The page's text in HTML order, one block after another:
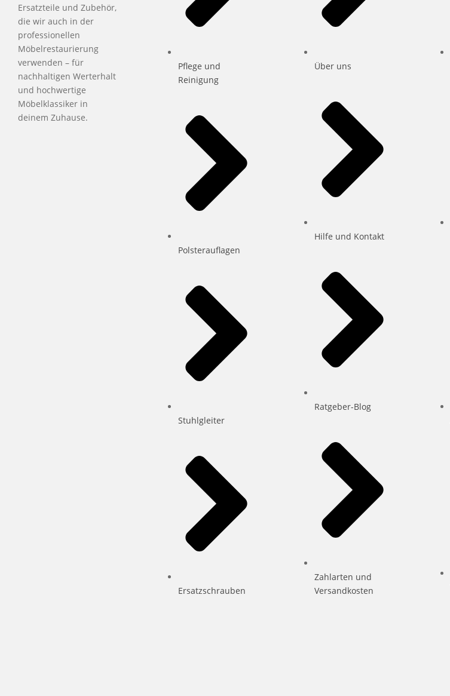
Ersatzteile und Zubehör,
die wir auch in der
professionellen
Möbelrestaurierung
verwenden – für
nachhaltigen Werterhalt
und hochwertige
Möbelklassiker in
deinem Zuhause.
Pflege und
Reinigung
Polsterauflagen
Stuhlgleiter
Ersatzschrauben
Über uns
Hilfe und Kontakt
Ratgeber-Blog
Zahlarten und
Versandkosten